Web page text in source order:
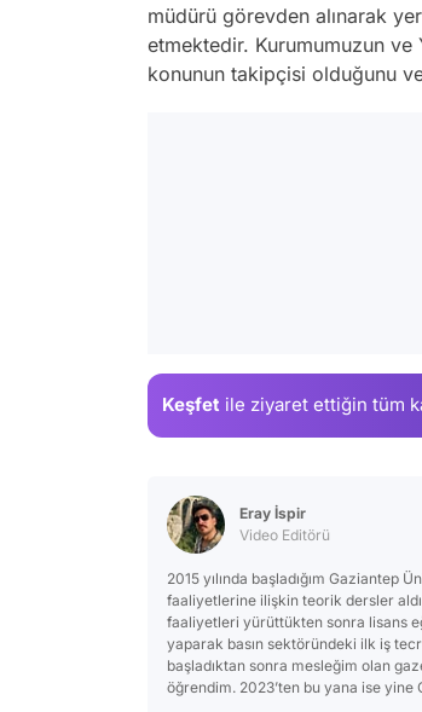
müdürü görevden alınarak
etmektedir. Kurumumuzun ve
konunun takipçisi olduğunu
Keşfet ile ziyaret ettiğin tüm
Eray İspir
Video Editörü
2015 yılında başladığım
faaliyetlerine ilişkin teorik dersler
faaliyetleri yürüttükten sonra lisans
yaparak basın sektöründeki ilk iş
başladıktan sonra mesleğim olan
öğrendim. 2023’ten bu yana ise yine